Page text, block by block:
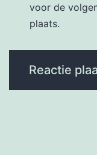
voor de
plaats.